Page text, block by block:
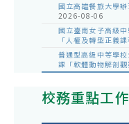
國立高雄餐旅大學
2026-08-06
國立臺南女子高級
「人權及轉型正義
普通型高級中等學
課「軟體動物解剖
校務重點工作